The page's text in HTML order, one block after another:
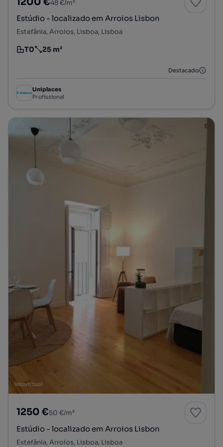
48 €/m²
Estúdio - localizado em Arroios Lisbon
Estefânia, Arroios, Lisboa, Lisboa
Tipologia
T0
Preço por metro quadrado
25 m²
Destacado
Uniplaces
Profissional
1250 €50 €/m²
Estúdio - localizado em Arroios Lisbon
Estefânia, Arroios, Lisboa, Lisboa